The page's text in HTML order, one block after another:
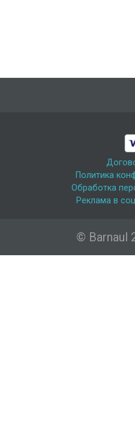
Политика
Обработка
Реклама в
© Barnaul